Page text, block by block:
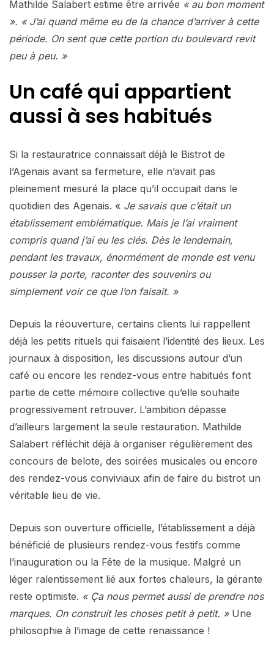
Mathilde Salabert estime être arrivée « au bon moment
». « J’ai quand même eu de la chance d’arriver à cette
période. On sent que cette portion du boulevard revit
peu à peu. »
Un café qui appartient
aussi à ses habitués
Si la restauratrice connaissait déjà le Bistrot de
l’Agenais avant sa fermeture, elle n’avait pas
pleinement mesuré la place qu’il occupait dans le
quotidien des Agenais. « Je savais que c’était un
établissement emblématique. Mais je l’ai vraiment
compris quand j’ai eu les clés. Dès le lendemain,
pendant les travaux, énormément de monde est venu
pousser la porte, raconter des souvenirs ou
simplement voir ce que l’on faisait. »
Depuis la réouverture, certains clients lui rappellent
déjà les petits rituels qui faisaient l’identité des lieux. Les
journaux à disposition, les discussions autour d’un
café ou encore les rendez-vous entre habitués font
partie de cette mémoire collective qu’elle souhaite
progressivement retrouver. L’ambition dépasse
d’ailleurs largement la seule restauration. Mathilde
Salabert réfléchit déjà à organiser régulièrement des
concours de belote, des soirées musicales ou encore
des rendez-vous conviviaux afin de faire du bistrot un
véritable lieu de vie.
Depuis son ouverture officielle, l’établissement a déjà
bénéficié de plusieurs rendez-vous festifs comme
l’inauguration ou la Fête de la musique. Malgré un
léger ralentissement lié aux fortes chaleurs, la gérante
reste optimiste. « Ça nous permet aussi de prendre nos
marques. On construit les choses petit à petit. »Une
philosophie à l’image de cette renaissance !